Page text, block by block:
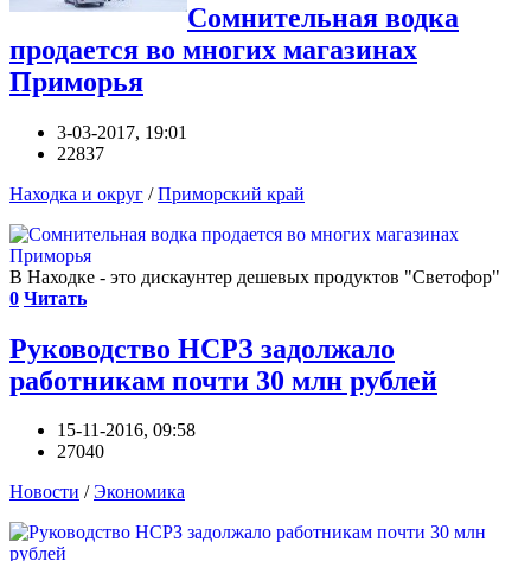
Сомнительная водка
продается во многих магазинах
Приморья
3-03-2017, 19:01
22837
Находка и округ /Приморский край
В Находке - это дискаунтер дешевых продуктов "Светофор"
0 Читать
Руководство НСРЗ задолжало
работникам почти 30 млн рублей
15-11-2016, 09:58
27040
Новости /Экономика